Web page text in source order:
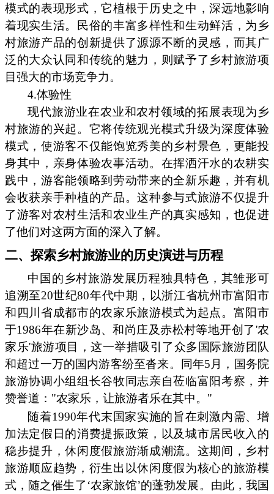
模式的表现形式，它植根于历史之中，深远地影响
着现实生活。民俗的丰富多样性和生动鲜活，为乡
村旅游产品的创新提供了源源不断的灵感，而其广
泛的大众认同和传统的魅力，则赋予了乡村旅游项
目强大的市场竞争力。
4.体验性
现代旅游业在农业和农村领域的拓展表现为乡
村旅游的兴起。它将传统观光模式升级为深度体验
模式，使游客不仅能饱览秀美的乡村景色，更能投
身其中，亲身体验农事活动。在挥洒汗水的农耕实
践中，游客能领略到劳动带来的全新乐趣，并有机
会收获亲手种植的产品。这种参与式旅游不仅提升
了游客对农村生活和农业生产的真实感知，也促进
了他们对这两方面的深入了解。
二、探索乡村旅游业的历史演进与历程
中国的乡村旅游发展历程独具特色，其雏形可
追溯至20世纪80年代中期，以浙江省杭州市富阳市
和四川省成都市的农家乐旅游模式为起点。富阳市
于1986年在新沙岛、和尚庄及赤松村等地开创了'农
家乐'旅游项目，这一举措吸引了众多国际旅游团队
和超过一万的国内游客纷至沓来。同年5月，国务院
旅游协调小组组长谷牧同志亲自莅临富阳考察，并
赞誉道："农家乐，让旅游者乐在其中。"
随着1990年代末国家实施的旨在刺激内需、增
加法定假日的消费提振政策，以及城市居民收入的
稳步提升，休闲度假旅游渐成潮流。这期间，乡村
旅游顺应趋势，衍生出以休闲度假为核心的旅游模
式，随之催生了‘农家旅馆’的蓬勃发展。由此，我国